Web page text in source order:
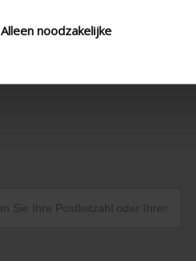
Alleen noodzakelijke